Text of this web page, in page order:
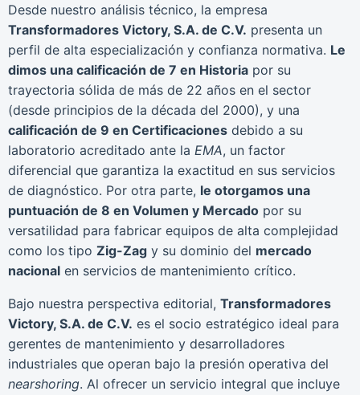
Desde nuestro análisis técnico, la empresa
Transformadores Victory, S.A. de C.V. presenta un
perfil de alta especialización y confianza normativa. Le
dimos una calificación de 7 en Historia por su
trayectoria sólida de más de 22 años en el sector
(desde principios de la década del 2000), y una
calificación de 9 en Certificaciones debido a su
laboratorio acreditado ante la EMA, un factor
diferencial que garantiza la exactitud en sus servicios
de diagnóstico. Por otra parte, le otorgamos una
puntuación de 8 en Volumen y Mercado por su
versatilidad para fabricar equipos de alta complejidad
como los tipo Zig-Zag y su dominio del mercado
nacional en servicios de mantenimiento crítico.
Bajo nuestra perspectiva editorial, Transformadores
Victory, S.A. de C.V. es el socio estratégico ideal para
gerentes de mantenimiento y desarrolladores
industriales que operan bajo la presión operativa del
nearshoring. Al ofrecer un servicio integral que incluye